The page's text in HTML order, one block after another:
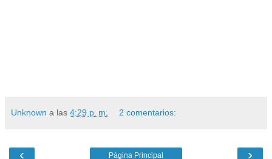
Unknown a las 4:29 p. m. 2 comentarios:
‹ ›
Página Principal